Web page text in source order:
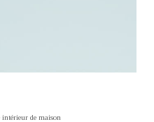
de maison